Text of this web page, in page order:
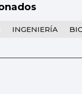
INGENIERÍA